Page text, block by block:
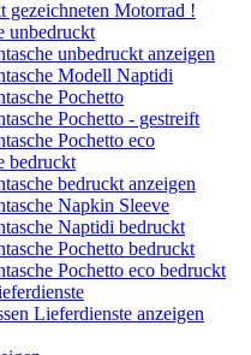
gezeichneten Motorrad !
unbedruckt
unbedruckt anzeigen
Modell Naptidi
Pochetto
Pochetto - gestreift
Pochetto eco
bedruckt
bedruckt anzeigen
Napkin Sleeve
Naptidi bedruckt
Pochetto bedruckt
Pochetto eco bedruckt
Lieferdienste anzeigen